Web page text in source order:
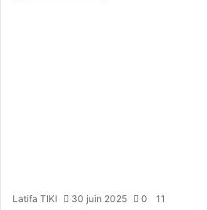
Latifa TIKI 30 juin 2025 0 11